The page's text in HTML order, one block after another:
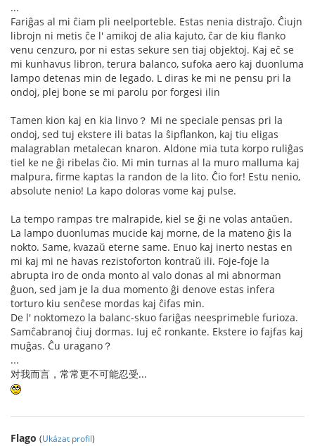
...
Fariĝas al mi ĉiam pli neelporteble. Estas nenia distraĵo. Ĉiujn
librojn ni metis ĉe l' amikoj de alia kajuto, ĉar de kiu flanko
venu cenzuro, por ni estas sekure sen tiaj objektoj. Kaj eĉ se
mi kunhavus libron, terura balanco, sufoka aero kaj duonluma
lampo detenas min de legado. L diras ke mi ne pensu pri la
ondoj, plej bone se mi parolu por forgesi ilin
Tamen kion kaj en kia linvo？ Mi ne speciale pensas pri la
ondoj, sed tuj ekstere ili batas la ŝipflankon, kaj tiu eligas
malagrablan metalecan knaron. Aldone mia tuta korpo ruliĝas
tiel ke ne ĝi ribelas ĉio. Mi min turnas al la muro malluma kaj
malpura, firme kaptas la randon de la lito. Ĉio for! Estu nenio,
absolute nenio! La kapo doloras vome kaj pulse.
La tempo rampas tre malrapide, kiel se ĝi ne volas antaŭen.
La lampo duonlumas mucide kaj morne, de la mateno ĝis la
nokto. Same, kvazaŭ eterne same. Enuo kaj inerto nestas en
mi kaj mi ne havas rezistoforton kontraŭ ili. Foje-foje la
abrupta iro de onda monto al valo donas al mi abnorman
ĝuon, sed jam je la dua momento ĝi denove estas infera
torturo kiu senĉese mordas kaj ĉifas min.
De l' noktomezo la balanc-skuo fariĝas neesprimeble furioza.
Samĉabranoj ĉiuj dormas. Iuj eĉ ronkante. Ekstere io fajfas kaj
muĝas. Ĉu uragano？
...
对我而言，常常更不可能忍受...
Flago (Ukázat profil)